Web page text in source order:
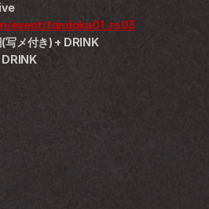
event/tandoku01_rs03
メ付き) + DRINK